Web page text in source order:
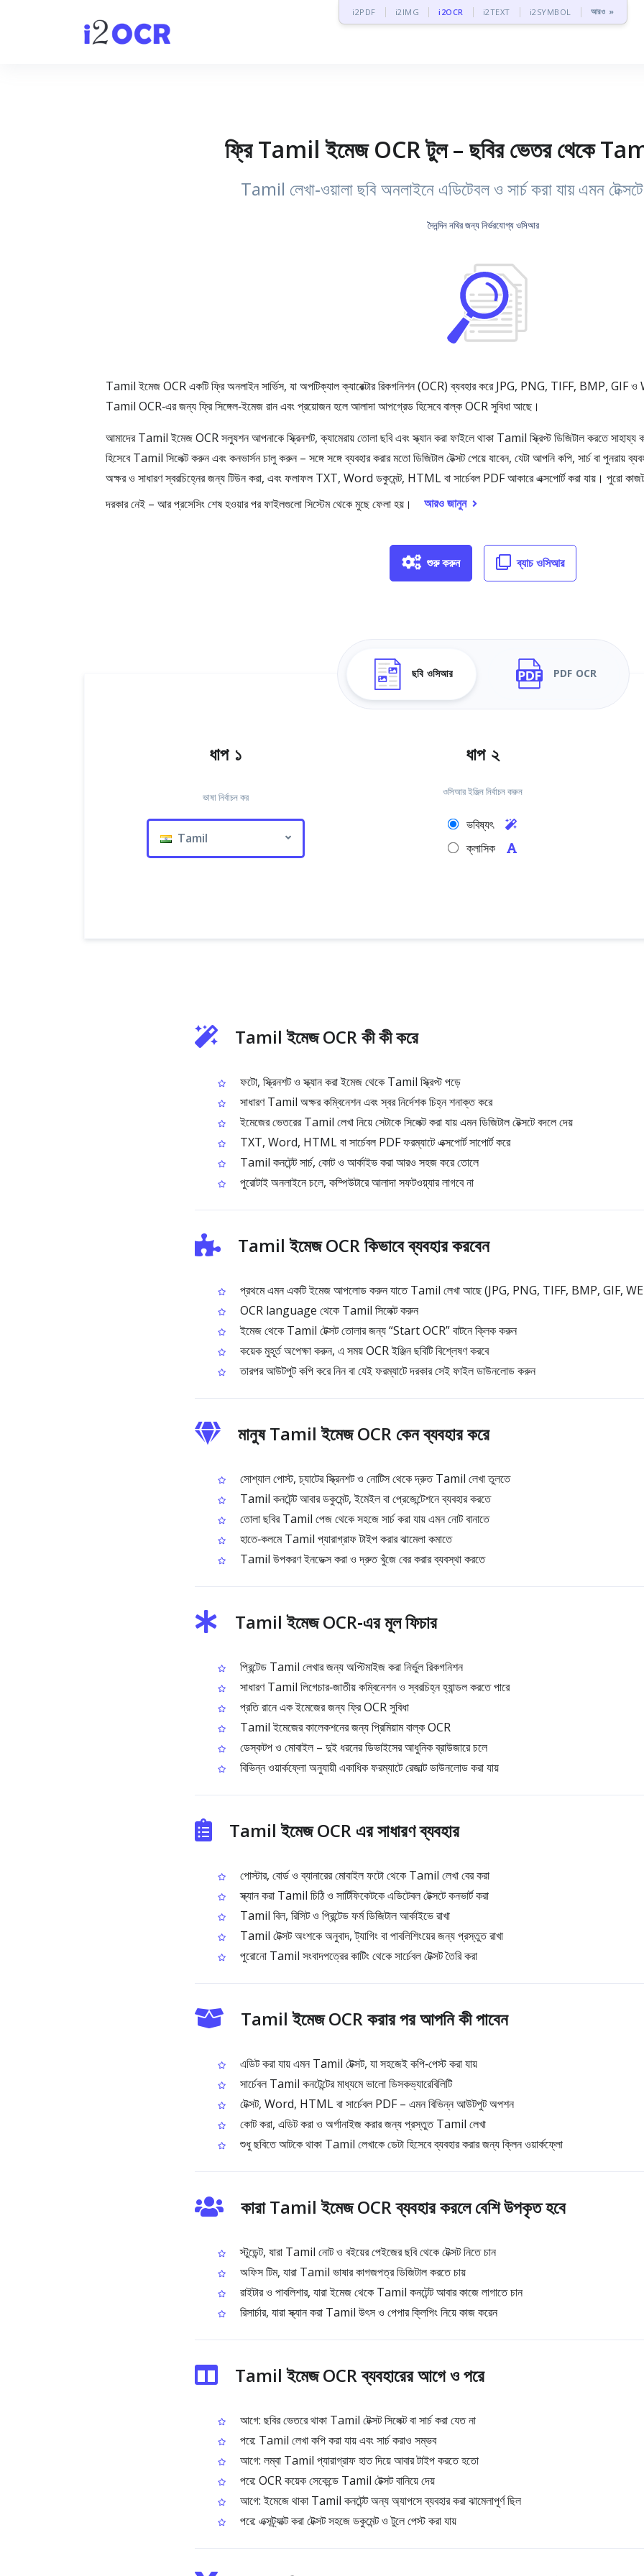
i2PDF i2IMG i2OCR i2TEXT i2SYMBOL আরও »
ফ্রি Tamil ইমেজ OCR টুল – ছবির ভেতর থেকে
Tamil লেখা‑ওয়ালা ছবি অনলাইনে এডিটেবল ও সার্চ করা যায় এমন
দৈনন্দিন নথির জন্য নির্ভরযোগ্য ওসিআর
Tamil ইমেজ OCR একটি ফ্রি অনলাইন সার্ভিস, যা অপটিক্যাল ক্যারেক্টার রিকগনিশন (OCR) ব্যবহার করে JPG, PNG, TIFF, BMP, GIF
Tamil OCR‑এর জন্য ফ্রি সিঙ্গেল‑ইমেজ রান এবং প্রয়োজন হলে আলাদা আপগ্রেড হিসেবে বাল্ক OCR সুবিধা আছে।
আমাদের Tamil ইমেজ OCR সল্যুশন আপনাকে স্ক্রিনশট, ক্যামেরায় তোলা ছবি এবং স্ক্যান করা ফাইলে থাকা Tamil স্ক্রিপ্ট ডিজিটাল করতে
হিসেবে Tamil সিলেক্ট করুন এবং কনভার্সন চালু করুন – সঙ্গে সঙ্গে ব্যবহার করার মতো ডিজিটাল টেক্সট পেয়ে যাবেন, যেটা আপনি কপি, সার্চ বা পুনরায়
অক্ষর ও সাধারণ স্বরচিহ্নের জন্য টিউন করা, এবং ফলাফল TXT, Word ডকুমেন্ট, HTML বা সার্চেবল PDF আকারে এক্সপোর্ট করা যায়। পুরো
দরকার নেই – আর প্রসেসিং শেষ হওয়ার পর ফাইলগুলো সিস্টেম থেকে মুছে ফেলা হয়।
আরও জানুন
শুরু করুন ব্যাচ ওসিআর
ছবি ওসিআর PDF OCR
ধাপ ১
ভাষা নির্বাচন কর
Tamil
ধাপ ২
ওসিআর ইঞ্জিন নির্বাচন করুন
ভবিষ্যৎ
ক্লাসিক
Tamil ইমেজ OCR কী কী করে
ফটো, স্ক্রিনশট ও স্ক্যান করা ইমেজ থেকে Tamil স্ক্রিপ্ট পড়ে
সাধারণ Tamil অক্ষর কম্বিনেশন এবং স্বর নির্দেশক চিহ্ন শনাক্ত করে
ইমেজের ভেতরের Tamil লেখা নিয়ে সেটাকে সিলেক্ট করা যায় এমন ডিজিটাল টেক্সটে বদলে দেয়
TXT, Word, HTML বা সার্চেবল PDF ফরম্যাটে এক্সপোর্ট সাপোর্ট করে
Tamil কনটেন্ট সার্চ, কোট ও আর্কাইভ করা আরও সহজ করে তোলে
পুরোটাই অনলাইনে চলে, কম্পিউটারে আলাদা সফটওয়্যার লাগবে না
Tamil ইমেজ OCR কিভাবে ব্যবহার করবেন
প্রথমে এমন একটি ইমেজ আপলোড করুন যাতে Tamil লেখা আছে (JPG, PNG, TIFF, BMP, GIF,
OCR language থেকে Tamil সিলেক্ট করুন
ইমেজ থেকে Tamil টেক্সট তোলার জন্য “Start OCR” বাটনে ক্লিক করুন
কয়েক মুহূর্ত অপেক্ষা করুন, এ সময় OCR ইঞ্জিন ছবিটি বিশ্লেষণ করবে
তারপর আউটপুট কপি করে নিন বা যেই ফরম্যাটে দরকার সেই ফাইল ডাউনলোড করুন
মানুষ Tamil ইমেজ OCR কেন ব্যবহার করে
সোশ্যাল পোস্ট, চ্যাটের স্ক্রিনশট ও নোটিস থেকে দ্রুত Tamil লেখা তুলতে
Tamil কনটেন্ট আবার ডকুমেন্ট, ইমেইল বা প্রেজেন্টেশনে ব্যবহার করতে
তোলা ছবির Tamil পেজ থেকে সহজে সার্চ করা যায় এমন নোট বানাতে
হাতে‑কলমে Tamil প্যারাগ্রাফ টাইপ করার ঝামেলা কমাতে
Tamil উপকরণ ইনডেক্স করা ও দ্রুত খুঁজে বের করার ব্যবস্থা করতে
Tamil ইমেজ OCR‑এর মূল ফিচার
প্রিন্টেড Tamil লেখার জন্য অপ্টিমাইজ করা নির্ভুল রিকগনিশন
সাধারণ Tamil লিগেচার‑জাতীয় কম্বিনেশন ও স্বরচিহ্ন হ্যান্ডল করতে পারে
প্রতি রানে এক ইমেজের জন্য ফ্রি OCR সুবিধা
Tamil ইমেজের কালেকশনের জন্য প্রিমিয়াম বাল্ক OCR
ডেস্কটপ ও মোবাইল – দুই ধরনের ডিভাইসের আধুনিক ব্রাউজারে চলে
বিভিন্ন ওয়ার্কফ্লো অনুযায়ী একাধিক ফরম্যাটে রেজাল্ট ডাউনলোড করা যায়
Tamil ইমেজ OCR এর সাধারণ ব্যবহার
পোস্টার, বোর্ড ও ব্যানারের মোবাইল ফটো থেকে Tamil লেখা বের করা
স্ক্যান করা Tamil চিঠি ও সার্টিফিকেটকে এডিটেবল টেক্সটে কনভার্ট করা
Tamil বিল, রিসিট ও প্রিন্টেড ফর্ম ডিজিটাল আর্কাইভে রাখা
Tamil টেক্সট অংশকে অনুবাদ, ট্যাগিং বা পাবলিশিংয়ের জন্য প্রস্তুত রাখা
পুরোনো Tamil সংবাদপত্রের কাটিং থেকে সার্চেবল টেক্সট তৈরি করা
Tamil ইমেজ OCR করার পর আপনি কী পাবেন
এডিট করা যায় এমন Tamil টেক্সট, যা সহজেই কপি‑পেস্ট করা যায়
সার্চেবল Tamil কনটেন্টের মাধ্যমে ভালো ডিসকভ্যারেবিলিটি
টেক্সট, Word, HTML বা সার্চেবল PDF – এমন বিভিন্ন আউটপুট অপশন
কোট করা, এডিট করা ও অর্গানাইজ করার জন্য প্রস্তুত Tamil লেখা
শুধু ছবিতে আটকে থাকা Tamil লেখাকে ডেটা হিসেবে ব্যবহার করার জন্য ক্লিন ওয়ার্কফ্লো
কারা Tamil ইমেজ OCR ব্যবহার করলে বেশি উপকৃত হবে
স্টুডেন্ট, যারা Tamil নোট ও বইয়ের পেইজের ছবি থেকে টেক্সট নিতে চান
অফিস টিম, যারা Tamil ভাষার কাগজপত্র ডিজিটাল করতে চায়
রাইটার ও পাবলিশার, যারা ইমেজ থেকে Tamil কনটেন্ট আবার কাজে লাগাতে চান
রিসার্চার, যারা স্ক্যান করা Tamil উৎস ও পেপার ক্লিপিং নিয়ে কাজ করেন
Tamil ইমেজ OCR ব্যবহারের আগে ও পরে
আগে: ছবির ভেতরে থাকা Tamil টেক্সট সিলেক্ট বা সার্চ করা যেত না
পরে: Tamil লেখা কপি করা যায় এবং সার্চ করাও সম্ভব
আগে: লম্বা Tamil প্যারাগ্রাফ হাত দিয়ে আবার টাইপ করতে হতো
পরে: OCR কয়েক সেকেন্ডে Tamil টেক্সট বানিয়ে দেয়
আগে: ইমেজে থাকা Tamil কনটেন্ট অন্য অ্যাপসে ব্যবহার করা ঝামেলাপূর্ণ ছিল
পরে: এক্সট্র্যাক্ট করা টেক্সট সহজে ডকুমেন্ট ও টুলে পেস্ট করা যায়